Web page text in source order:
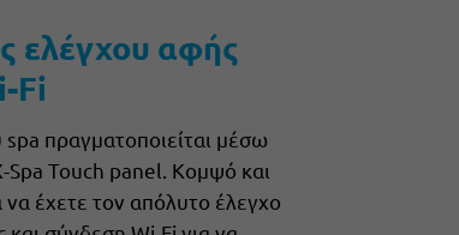
ελέγχου αφής
Fi
πραγματοποιείται μέσω
Spa Touch panel. Κομψό και
έχετε τον απόλυτο έλεγχο